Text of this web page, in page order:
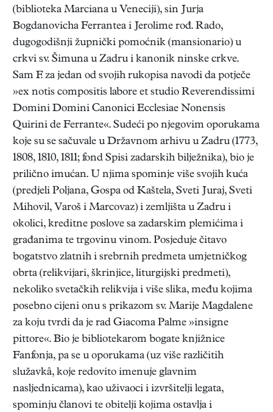
(biblioteka Marciana u Veneciji), sin Jurja
Bogdanovicha Ferrantea i Jerolime rođ. Rado,
dugogodišnji župnički pomoćnik (mansionario) u
crkvi sv. Šimuna u Zadru i kanonik ninske crkve.
Sam F. za jedan od svojih rukopisa navodi da potječe
»ex notis compositis labore et studio Reverendissimi
Domini Domini Canonici Ecclesiae Nonensis
Quirini de Ferrante«. Sudeći po njegovim oporukama
koje su se sačuvale u Državnom arhivu u Zadru (1773,
1808, 1810, 1811; fond Spisi zadarskih bilježnika), bio je
prilično imućan. U njima spominje više svojih kuća
(predjeli Poljana, Gospa od Kaštela, Sveti Juraj, Sveti
Mihovil, Varoš i Marcovaz) i zemljišta u Zadru i
okolici, kreditne poslove sa zadarskim plemićima i
građanima te trgovinu vinom. Posjeduje čitavo
bogatstvo zlatnih i srebrnih predmeta umjetničkog
obrta (relikvijari, škrinjice, liturgijski predmeti),
nekoliko svetačkih relikvija i više slika, među kojima
posebno cijeni onu s prikazom sv. Marije Magdalene
za koju tvrdi da je rad Giacoma Palme »insigne
pittore«. Bio je bibliotekarom bogate knjižnice
Fanfonja, pa se u oporukama (uz više različitih
služavkâ, koje redovito imenuje glavnim
nasljednicama), kao uživaoci i izvršitelji legata,
spominju članovi te obitelji kojima ostavlja i